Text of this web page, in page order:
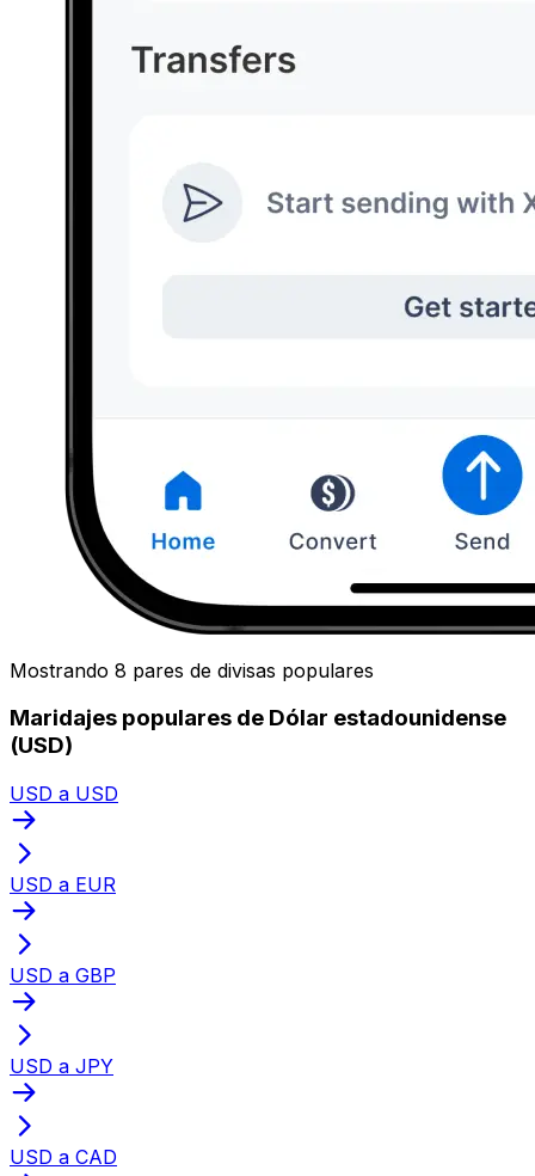
Mostrando 8 pares de divisas populares
Maridajes populares de Dólar estadounidense
(USD)
USD a USD
USD a EUR
USD a GBP
USD a JPY
USD a CAD